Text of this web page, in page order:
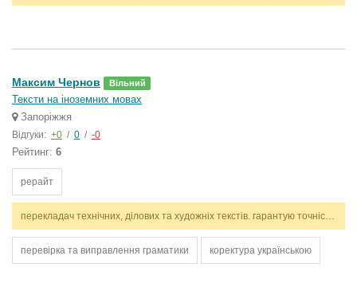
Максим Чернов Вільний
Тексти на іноземних мовах
Запоріжжя
Відгуки: +0 / 0 / -0
Рейтинг: 6
рерайт
перекладач технічних, ділових та художніх текстів. гарантую точність, стилістичну відповідність і дотримання термінів. працюю з англійською та українською мовами.
перевірка та виправлення граматики коректура українською